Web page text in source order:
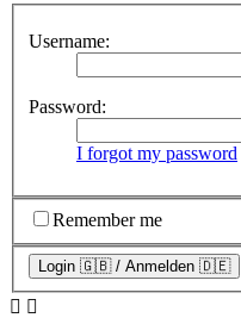
Username:
Password:
I forgot my password
Remember me